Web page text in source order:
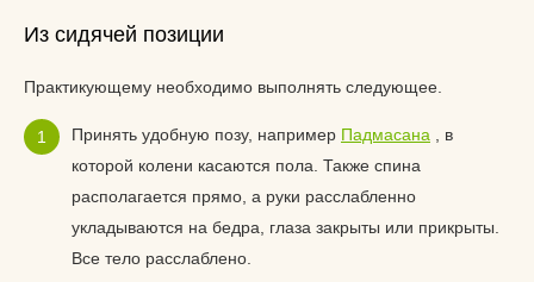
Из сидячей позиции
Практикующему необходимо выполнять следующее.
Принять удобную позу, например Падмасана , в
которой колени касаются пола. Также спина
располагается прямо, а руки расслабленно
укладываются на бедра, глаза закрыты или прикрыты.
Все тело расслаблено.